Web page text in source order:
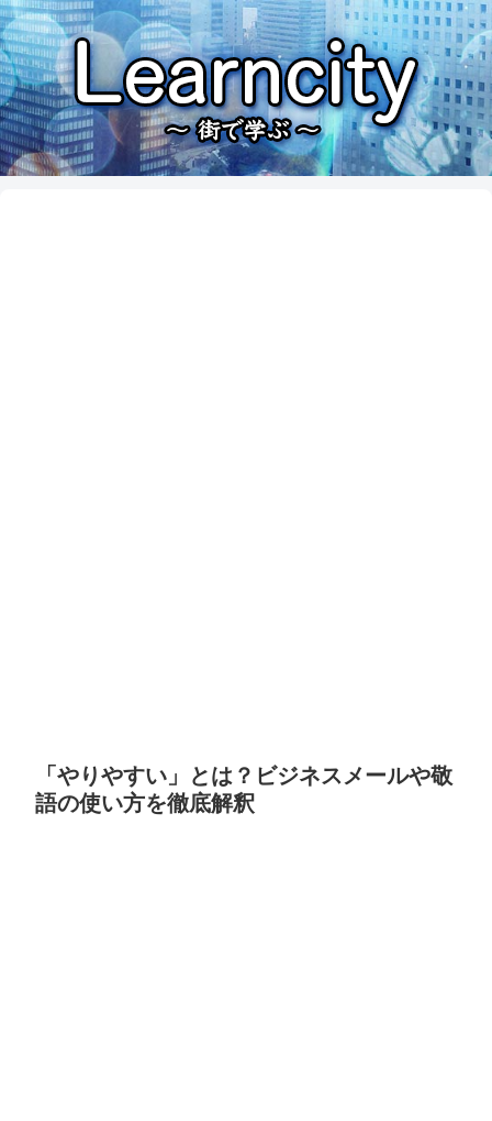
「やりやすい」とは？ビジネスメールや敬
語の使い方を徹底解釈